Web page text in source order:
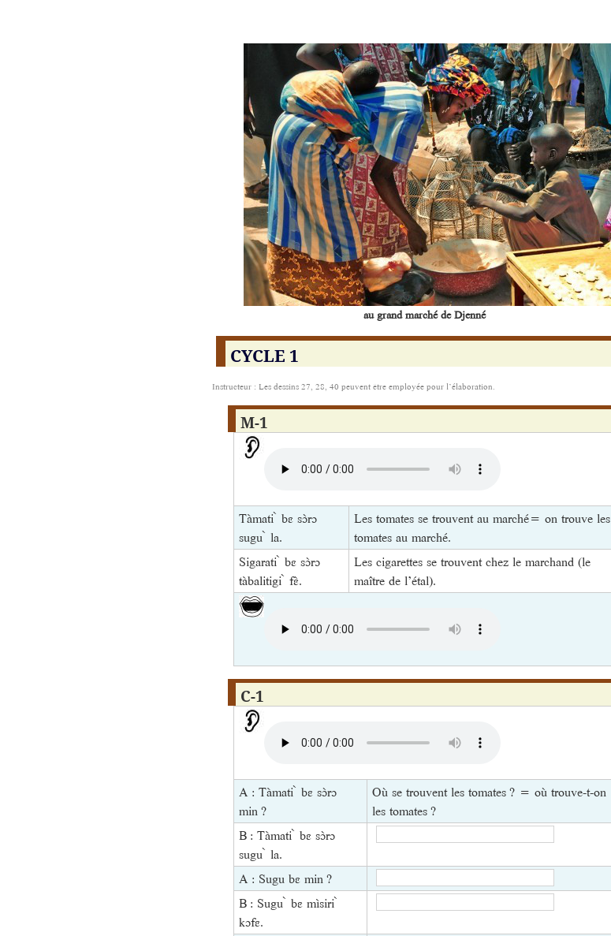
au grand marché de Djenné
CYCLE 1
Instructeur : Les dessins 27, 28, 40 peuvent être employée pour l’élaboration.
M-1
Tàmati ̀ bɛ sɔ̀rɔ
sugu ̀ la.
Les tomates se trouvent au marché= on trouve les
tomates au marché.
Sigarati ̀ bɛ sɔ̀rɔ
tàbalitigi ̀ fɛ̀.
Les cigarettes se trouvent chez le marchand (le
maître de l’étal).
C-1
A : Tàmati ̀ bɛ sɔ̀rɔ
min ?
Où se trouvent les tomates ? = où trouve-t-on
les tomates ?
B : Tàmati ̀ bɛ sɔ̀rɔ
sugu ̀ la.
A : Sugu bɛ min ?
B : Sugu ̀ bɛ mìsiri ̀
kɔfɛ.